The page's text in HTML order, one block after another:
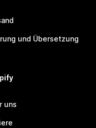
und Übersetzung
uns